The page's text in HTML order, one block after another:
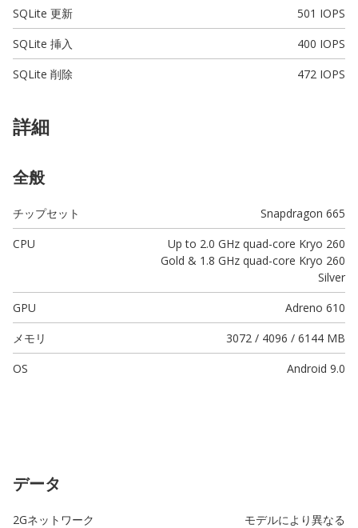
SQLite 更新
501 IOPS
SQLite 挿入
400 IOPS
SQLite 削除
472 IOPS
詳細
全般
チップセット
Snapdragon 665
CPU
Up to 2.0 GHz quad-core Kryo 260
Gold & 1.8 GHz quad-core Kryo 260
Silver
GPU
Adreno 610
メモリ
3072 / 4096 / 6144 MB
OS
Android 9.0
データ
2Gネットワーク
モデルにより異なる